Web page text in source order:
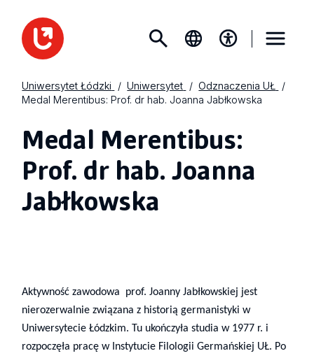
Uniwersytet Łódzki Uniwersytet
Odznaczenia UŁ
Medal Merentibus: Prof. dr hab. Joanna Jabłkowska
Medal Merentibus:
Prof. dr hab. Joanna
Jabłkowska
Aktywność zawodowa prof. Joanny Jabłkowskiej jest
nierozerwalnie związana z historią germanistyki w
Uniwersytecie Łódzkim. Tu ukończyła studia w 1977 r. i
rozpoczęła pracę w Instytucie Filologii Germańskiej UŁ. Po